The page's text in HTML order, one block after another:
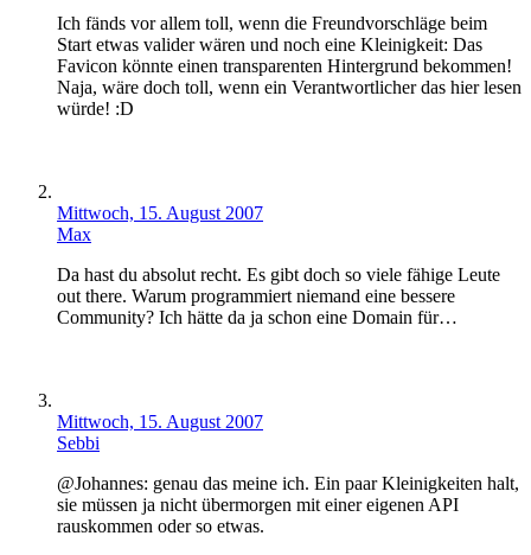
Ich fänds vor allem toll, wenn die Freundvorschläge beim
Start etwas valider wären und noch eine Kleinigkeit: Das
Favicon könnte einen transparenten Hintergrund bekommen!
Naja, wäre doch toll, wenn ein Verantwortlicher das hier lesen
würde! :D
Mittwoch, 15. August 2007
Max
Da hast du absolut recht. Es gibt doch so viele fähige Leute
out there. Warum programmiert niemand eine bessere
Community? Ich hätte da ja schon eine Domain für…
Mittwoch, 15. August 2007
Sebbi
@Johannes: genau das meine ich. Ein paar Kleinigkeiten halt,
sie müssen ja nicht übermorgen mit einer eigenen API
rauskommen oder so etwas.